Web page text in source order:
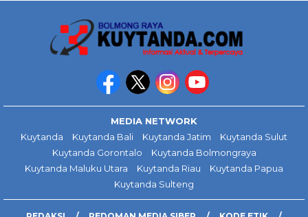
MEDIA NETWORK
Kuytanda
Kuytanda Bali Kuytanda Jatim
Kuytanda Sulut
Kuytanda Gorontalo
Kuytanda Bolmongraya
Kuytanda Maluku Utara
Kuytanda Riau
Kuytanda Papua
Kuytanda Sulteng